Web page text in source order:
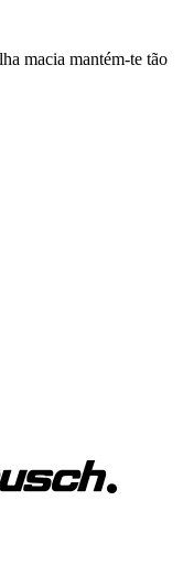
macia mantém-te tão